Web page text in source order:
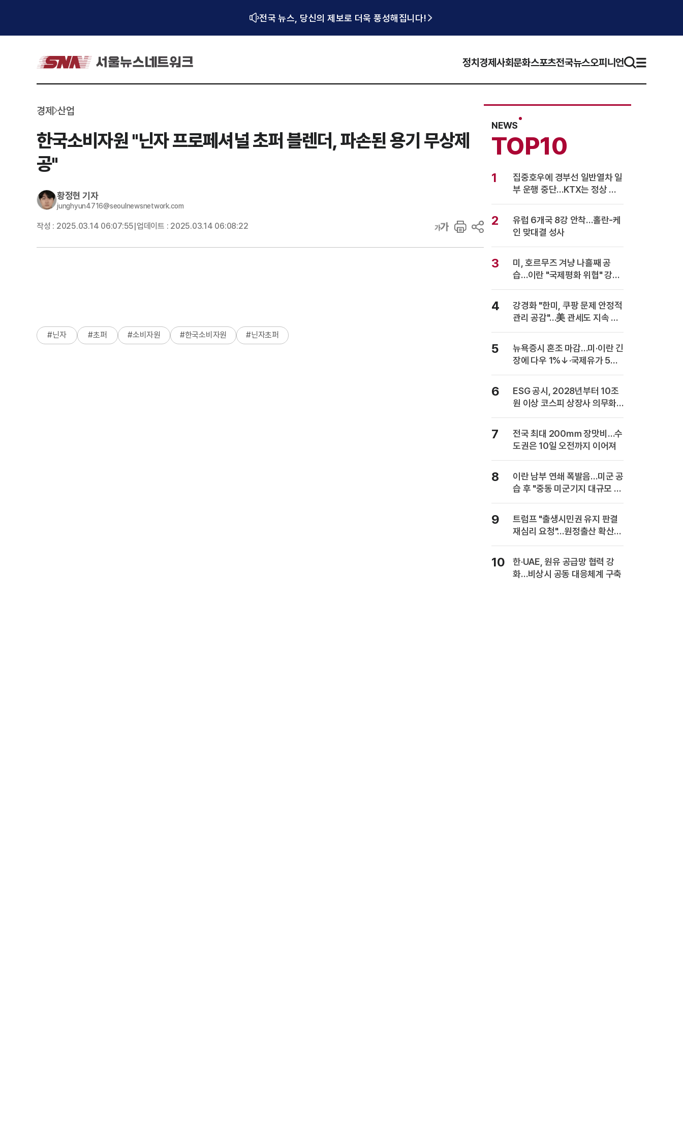
전국 뉴스, 당신의 제보로 더욱 풍성해집니다!
정치 경제사회문화스포츠전국뉴스오피니언
경제 산업
한국소비자원 "닌자 프로페셔널 초퍼 블렌더, 파손된 용기 무상제
공"
황정현 기자
junghyun4716@seoulnewsnetwork.com
작성 : 2025.03.14 06:07:55 업데이트 : 2025.03.14 06:08:22
#닌자 #초퍼 #소비자원 #한국소비자원 #닌자초퍼
NEWS
TOP10
1
집중호우에 경부선 일반열차 일
부 운행 중단…KTX는 정상 운
행
2
유럽 6개국 8강 안착…홀란-케
인 맞대결 성사
3
미, 호르무즈 겨냥 나흘째 공
습…이란 "국제평화 위협" 강력
반발
4
강경화 "한미, 쿠팡 문제 안정적
관리 공감"…美 관세도 지속 협
의
5
뉴욕증시 혼조 마감…미·이란 긴
장에 다우 1%↓·국제유가 5%
급등
6
ESG 공시, 2028년부터 10조
원 이상 코스피 상장사 의무화…
사업보고서에 담는다
7
전국 최대 200㎜ 장맛비…수
도권은 10일 오전까지 이어져
8
이란 남부 연쇄 폭발음…미군 공
습 후 "중동 미군기지 대규모 보
복" 경고
9
트럼프 "출생시민권 유지 판결
재심리 요청"…원정출산 확산
주장
10
한·UAE, 원유 공급망 협력 강
화…비상시 공동 대응체계 구축